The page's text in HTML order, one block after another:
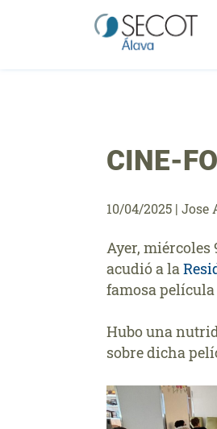
CINE-
10/04/2025 | Jose
Ayer, miércoles
acudió a la
famosa película
Hubo una
sobre dicha